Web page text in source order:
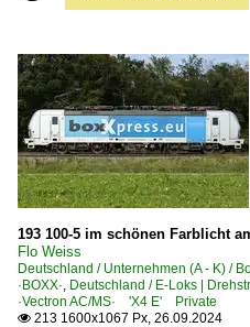
193 100-5 im schönen Farblicht
Flo Weiss
Deutschland / Unternehmen (A - K) /
·BOXX·, Deutschland / E-Loks |
·Vectron AC/MS· 'X4 E' Private
 213 1600x1067 Px, 26.09.2024